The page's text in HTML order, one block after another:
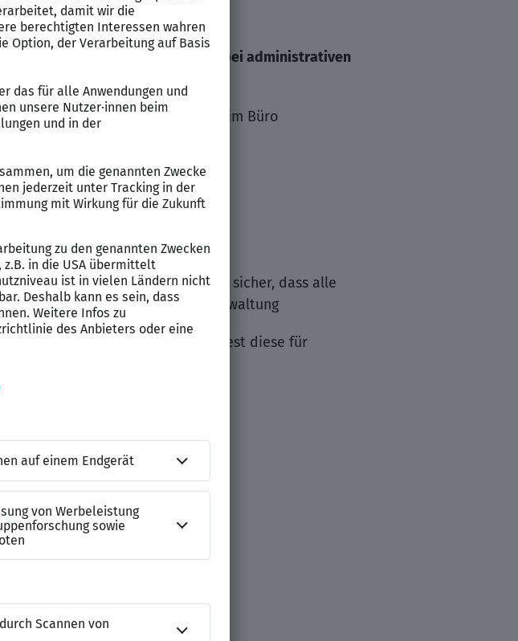
Eventplanung und generell bei administrativen
sorgst für reibungslose Abläufe im Büro
im CRM-System, stellst sicher, dass alle
Vertriebsteam bei der Datenverwaltung
Vertriebskennzahlen und bereitest diese für
Vorerfahrung